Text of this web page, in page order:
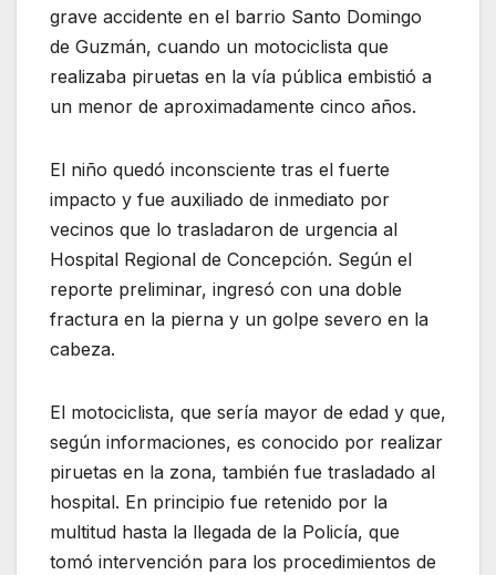
grave accidente en el barrio Santo Domingo
de Guzmán, cuando un motociclista que
realizaba piruetas en la vía pública embistió a
un menor de aproximadamente cinco años.
El niño quedó inconsciente tras el fuerte
impacto y fue auxiliado de inmediato por
vecinos que lo trasladaron de urgencia al
Hospital Regional de Concepción. Según el
reporte preliminar, ingresó con una doble
fractura en la pierna y un golpe severo en la
cabeza.
El motociclista, que sería mayor de edad y que,
según informaciones, es conocido por realizar
piruetas en la zona, también fue trasladado al
hospital. En principio fue retenido por la
multitud hasta la llegada de la Policía, que
tomó intervención para los procedimientos de